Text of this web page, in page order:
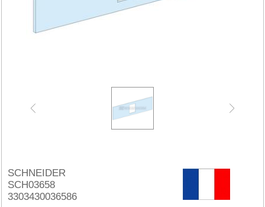
SCHNEIDER
SCH03658
3303430036586